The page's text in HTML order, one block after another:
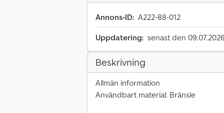
Annons-ID: A222-88-012
Uppdatering: senast den 09.07.2026
Beskrivning
Allmän information
Användbart material: Bränsle